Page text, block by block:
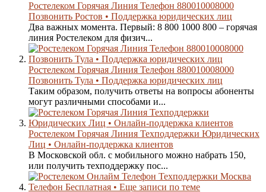
Ростелеком Горячая Линия Телефон 880010008000
Позвонить Ростов • Поддержка юридических лиц
Два важных момента. Первый: 8 800 1000 800 – горячая
линия Ростелеком для физич...
Ростелеком Горячая Линия Телефон 880010008000
Позвонить Тула • Поддержка юридических лиц
Таким образом, получить ответы на вопросы абоненты
могут различными способами и...
Ростелеком Горячая Линия Техподдержки Юридических
Лиц • Онлайн-поддержка клиентов
В Московской обл. с мобильного можно набрать 150,
или получить техподдержку пос...